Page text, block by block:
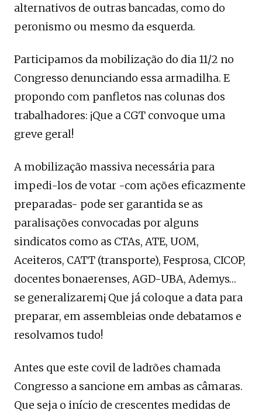
alternativos de outras bancadas, como do
peronismo ou mesmo da esquerda.
Participamos da mobilização do dia 11/2 no
Congresso denunciando essa armadilha. E
propondo com panfletos nas colunas dos
trabalhadores: ¡Que a CGT convoque uma
greve geral!
A mobilização massiva necessária para
impedi-los de votar -com ações eficazmente
preparadas- pode ser garantida se as
paralisações convocadas por alguns
sindicatos como as CTAs, ATE, UOM,
Aceiteros, CATT (transporte), Fesprosa, CICOP,
docentes bonaerenses, AGD-UBA, Ademys…
se generalizarem¡ Que já coloque a data para
preparar, em assembleias onde debatamos e
resolvamos tudo!
Antes que este covil de ladrões chamada
Congresso a sancione em ambas as câmaras.
Que seja o início de crescentes medidas de